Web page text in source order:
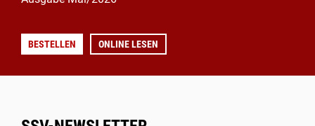
BESTELLEN ONLINE LESEN